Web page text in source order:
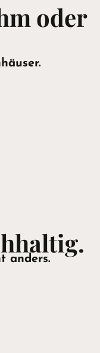
oder
anders.